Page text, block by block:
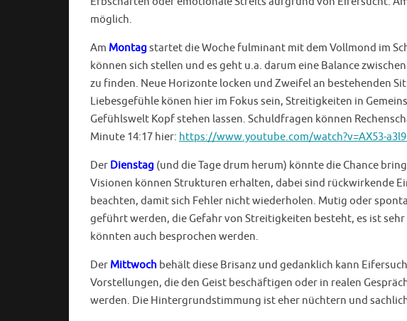
möglich.
Am Montagstartet die Woche fulminant mit dem Vollmond im
können sich stellen und es geht u.a. darum eine Balance
zu finden. Neue Horizonte locken und Zweifel an bestehenden
Liebesgefühle könen hier im Fokus sein, Streitigkeiten in
Gefühlswelt Kopf stehen lassen. Schuldfragen können
Minute 14:17 hier: https://www.youtube.com/watch?v=AX53-
Der Dienstag (und die Tage drum herum) könnte die Chance
Visionen können Strukturen erhalten, dabei sind rückwirkende
beachten, damit sich Fehler nicht wiederholen. Mutig oder
geführt werden, die Gefahr von Streitigkeiten besteht, es ist
könnten auch besprochen werden.
Der Mittwoch behält diese Brisanz und gedanklich kann
Vorstellungen, die den Geist beschäftigen oder in realen
werden. Die Hintergrundstimmung ist eher nüchtern und